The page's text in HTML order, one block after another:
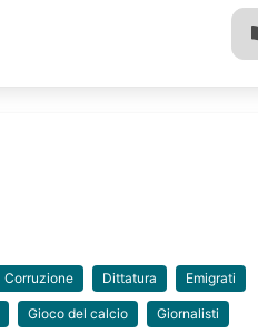
Corruzione Dittatura Emigrati
Gioco del calcio Giornalisti